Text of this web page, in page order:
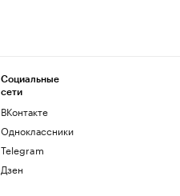
Социальные
сети
ВКонтакте
Одноклассники
Telegram
Дзен